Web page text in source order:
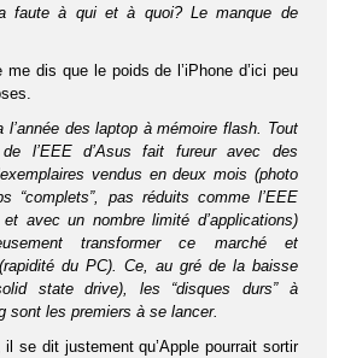
faute à qui et à quoi? Le manque de
me dis que le poids de l’iPhone d’ici peu
l’année des laptop à mémoire flash. Tout
l’EEE d’Asus fait fureur avec des
vendus en deux mois (photo
“complets”, pas réduits comme l’EEE
avec un nombre limité d’applications)
transformer ce marché et
du PC). Ce, au gré de la baisse
state drive), les “disques durs” à
sont les premiers à se lancer.
il se dit justement qu’Apple pourrait sortir